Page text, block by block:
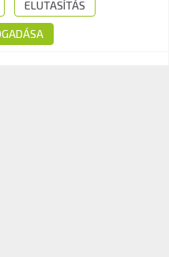
ELUTASÍTÁS